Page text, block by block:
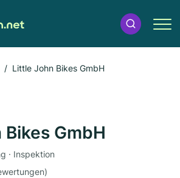
Little John Bikes GmbH
GmbH
· Inspektion